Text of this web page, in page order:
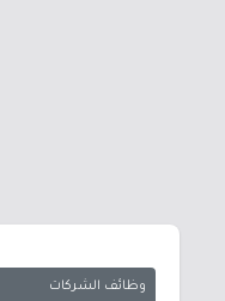
وظائف الشركات